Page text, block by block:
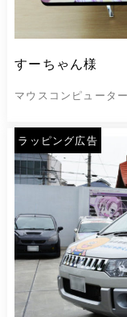
すーちゃん様
マウスコンピュータ
ラッピング広告